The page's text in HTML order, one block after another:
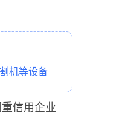
机等设备
信用企业